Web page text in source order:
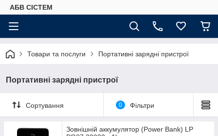
АБВ СІСТЕМ
Товари та послуги Портативні зарядні пристрої
Портативні зарядні пристрої
Сортування 0 Фільтри
Зовнішній аккумулятор (Power Bank) LP